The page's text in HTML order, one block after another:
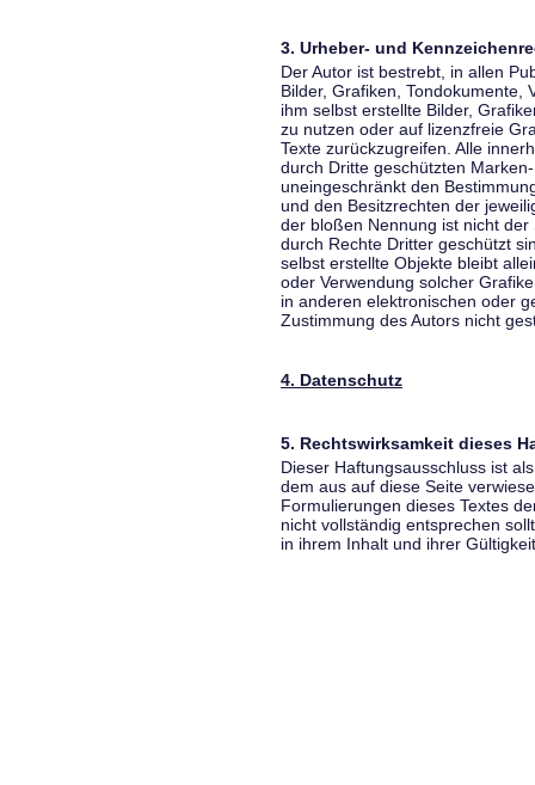
3. Urheber- und
Der Autor ist bestrebt, in allen
Bilder, Grafiken, Tondokumente,
ihm selbst erstellte Bilder,
zu nutzen oder auf lizenzfreie
Texte zurückzugreifen. Alle
durch Dritte geschützten
uneingeschränkt den
und den Besitzrechten der
der bloßen Nennung ist nicht
durch Rechte Dritter geschützt
selbst erstellte Objekte bleibt
oder Verwendung solcher
in anderen elektronischen oder
Zustimmung des Autors nicht
4. Datenschutz
5. Rechtswirksamkeit dieses
Dieser Haftungsausschluss ist
dem aus auf diese Seite
Formulierungen dieses Textes
nicht vollständig entsprechen
in ihrem Inhalt und ihrer